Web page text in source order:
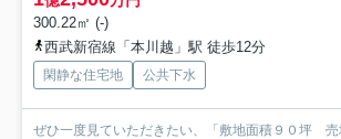
300.22㎡ (-)
西武新宿線「本川越」駅 徒歩12分
閑静な住宅地 公共下水
ぜひ一度見ていただきたい、「敷地面積９０坪